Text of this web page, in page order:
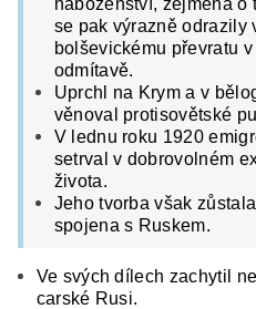
se pak výrazně odrazily
bolševickému převratu
odmítavě.
Uprchl na Krym a v
věnoval protisovětské
V lednu roku 1920
setrval v dobrovolném
života.
Jeho tvorba však
spojena s Ruskem.
Ve svých dílech zachytil
carské Rusi.